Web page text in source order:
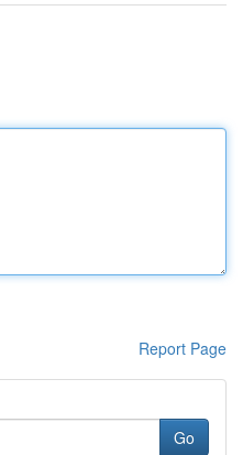
Report Page
Go